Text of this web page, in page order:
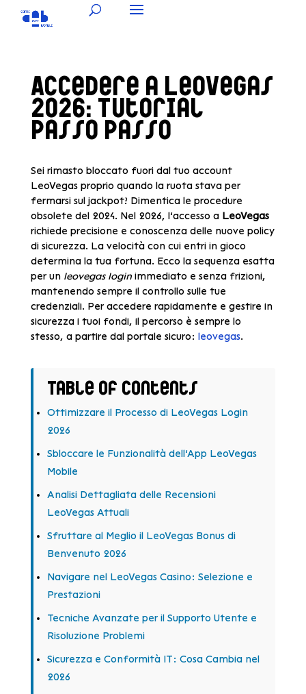
Accedere a LeoVegas
2026: Tutorial
Passo Passo
Sei rimasto bloccato fuori dal tuo account
LeoVegas proprio quando la ruota stava per
fermarsi sul jackpot? Dimentica le procedure
obsolete del 2024. Nel 2026, l’accesso a LeoVegas
richiede precisione e conoscenza delle nuove policy
di sicurezza. La velocità con cui entri in gioco
determina la tua fortuna. Ecco la sequenza esatta
per un leovegas loginimmediato e senza frizioni,
mantenendo sempre il controllo sulle tue
credenziali. Per accedere rapidamente e gestire in
sicurezza i tuoi fondi, il percorso è sempre lo
stesso, a partire dal portale sicuro: leovegas.
Table of Contents
Ottimizzare il Processo di LeoVegas Login
2026
Sbloccare le Funzionalità dell’App LeoVegas
Mobile
Analisi Dettagliata delle Recensioni
LeoVegas Attuali
Sfruttare al Meglio il LeoVegas Bonus di
Benvenuto 2026
Navigare nel LeoVegas Casino: Selezione e
Prestazioni
Tecniche Avanzate per il Supporto Utente e
Risoluzione Problemi
Sicurezza e Conformità IT: Cosa Cambia nel
2026